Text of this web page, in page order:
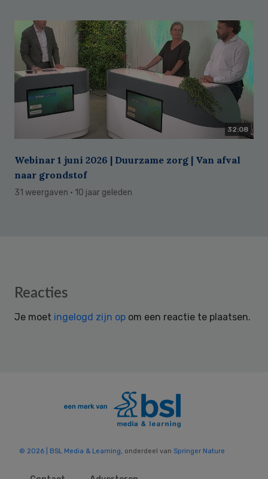
32:08
Webinar 1 juni 2026 | Duurzame zorg | Van afval
naar grondstof
31 weergaven · 10 jaar geleden
Reader
Reacties
Je moet ingelogd zijn op om een reactie te plaatsen.
© 2026 | BSL Media & Learning, onderdeel van Springer Nature